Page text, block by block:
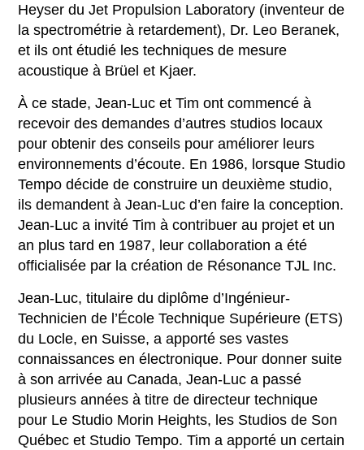
Heyser du Jet Propulsion Laboratory (inventeur de
la spectrométrie à retardement), Dr. Leo Beranek,
et ils ont étudié les techniques de mesure
acoustique à Brüel et Kjaer.
À ce stade, Jean-Luc et Tim ont commencé à
recevoir des demandes d’autres studios locaux
pour obtenir des conseils pour améliorer leurs
environnements d’écoute. En 1986, lorsque Studio
Tempo décide de construire un deuxième studio,
ils demandent à Jean-Luc d’en faire la conception.
Jean-Luc a invité Tim à contribuer au projet et un
an plus tard en 1987, leur collaboration a été
officialisée par la création de Résonance TJL Inc.
Jean-Luc, titulaire du diplôme d’Ingénieur-
Technicien de l’École Technique Supérieure (ETS)
du Locle, en Suisse, a apporté ses vastes
connaissances en électronique. Pour donner suite
à son arrivée au Canada, Jean-Luc a passé
plusieurs années à titre de directeur technique
pour Le Studio Morin Heights, les Studios de Son
Québec et Studio Tempo. Tim a apporté un certain